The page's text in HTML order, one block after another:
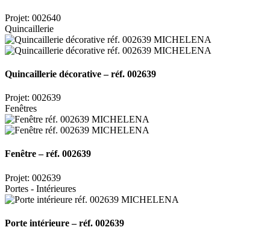
Projet: 002640
Quincaillerie
Quincaillerie décorative – réf. 002639
Projet: 002639
Fenêtres
Fenêtre – réf. 002639
Projet: 002639
Portes - Intérieures
Porte intérieure – réf. 002639